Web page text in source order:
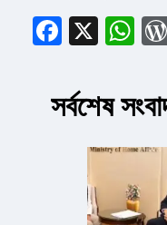
Facebook
X
সর্বশেষ